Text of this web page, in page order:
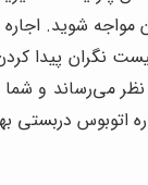
شوید. اجاره
نگران پیدا
می‌رساند و شما
اتوبوس دربستی